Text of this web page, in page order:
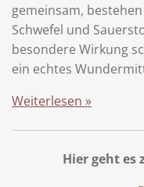
gemeinsam,
Schwefel und
besondere Wirkung
ein echtes
Weiterlesen »
Hier geht es